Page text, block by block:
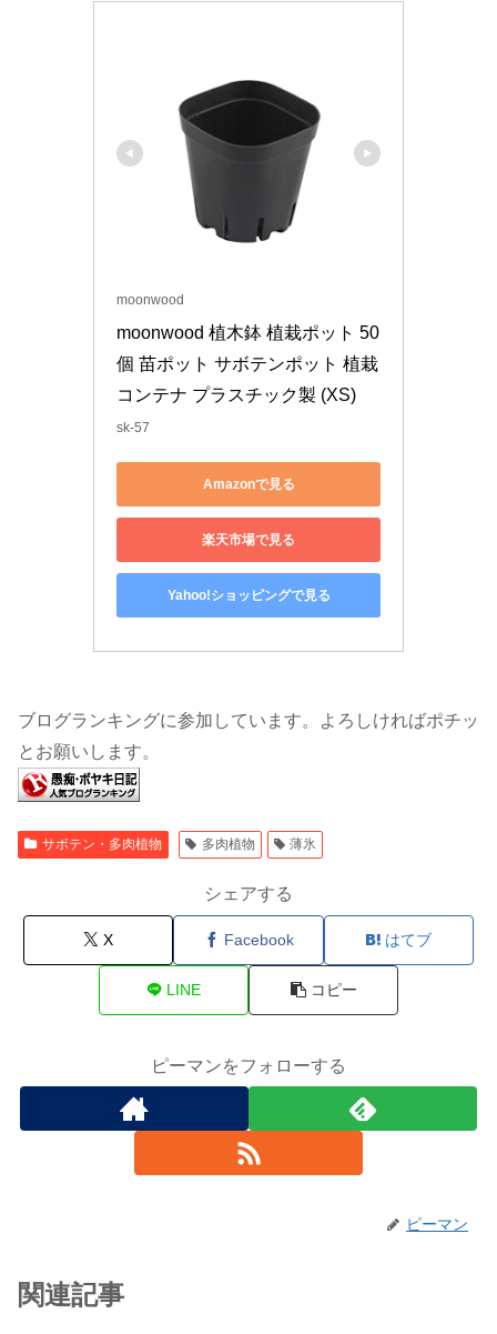
moonwood
moonwood 植木鉢 植栽ポット 50
個 苗ポット サボテンポット 植栽
コンテナ プラスチック製 (XS)
sk-57
Amazonで見る
楽天市場で見る
Yahoo!ショッピングで見る
ブログランキングに参加しています。よろしければポチッ
とお願いします。
サボテン・多肉植物 多肉植物 薄氷
シェアする
X Facebook はてブ
LINE コピー
ピーマンをフォローする
ピーマン
関連記事